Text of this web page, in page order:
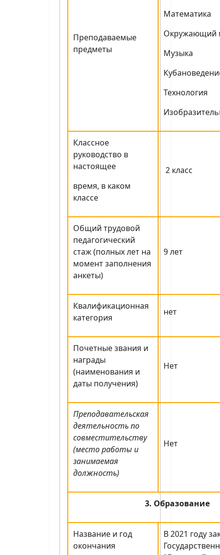
Преподаваемые
предметы
Математика
Окружающий
Музыка
Технология
Классное
руководство в
настоящее
время, в каком
классе
2 класс
Общий трудовой
педагогический
стаж (полных лет на
момент заполнения
анкеты)
9 лет
Квалификационная
категория
нет
Почетные звания и
награды
(наименования и
даты получения)
Нет
Преподавательская
деятельность по
совместительству
(место работы и
занимаемая
должность)
Нет
3. Образование
Название и год
окончания
В 2021 году